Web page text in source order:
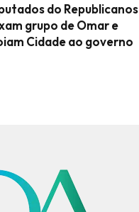
do Republicanos
grupo de Omar e
Cidade ao governo